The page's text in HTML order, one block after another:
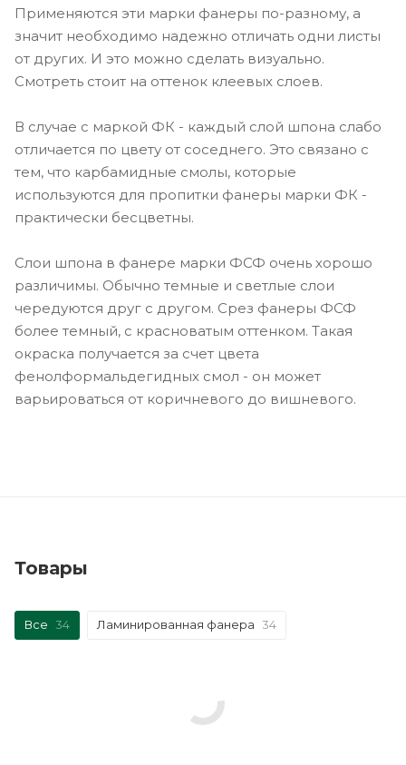
Применяются эти марки фанеры по-разному, а
значит необходимо надежно отличать одни листы
от других. И это можно сделать визуально.
Смотреть стоит на оттенок клеевых слоев.
В случае с маркой ФК - каждый слой шпона слабо
отличается по цвету от соседнего. Это связано с
тем, что карбамидные смолы, которые
используются для пропитки фанеры марки ФК -
практически бесцветны.
Слои шпона в фанере марки ФСФ очень хорошо
различимы. Обычно темные и светлые слои
чередуются друг с другом. Срез фанеры ФСФ
более темный, с красноватым оттенком. Такая
окраска получается за счет цвета
фенолформальдегидных смол - он может
варьироваться от коричневого до вишневого.
Товары
Все 34 Ламинированная фанера 34